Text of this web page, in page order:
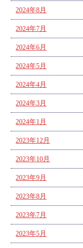
2024年8月
2024年7月
2024年6月
2024年5月
2024年4月
2024年3月
2024年1月
2023年12月
2023年10月
2023年9月
2023年8月
2023年7月
2023年5月